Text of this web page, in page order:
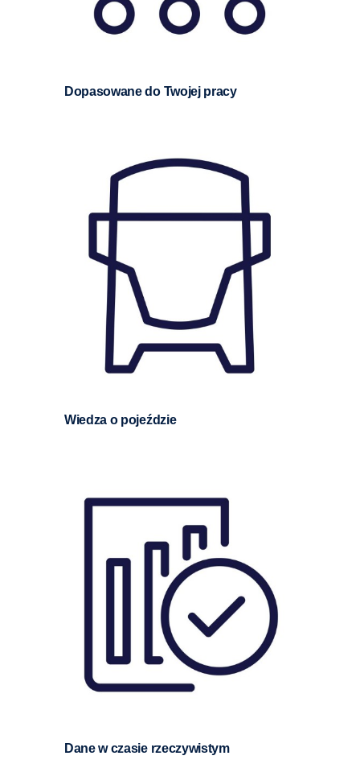
Dopasowane do Twojej pracy
Wiedza o pojeździe
Dane w czasie rzeczywistym